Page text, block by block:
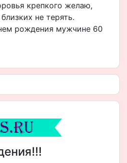
крепкого желаю,
не терять.
рождения мужчине 60